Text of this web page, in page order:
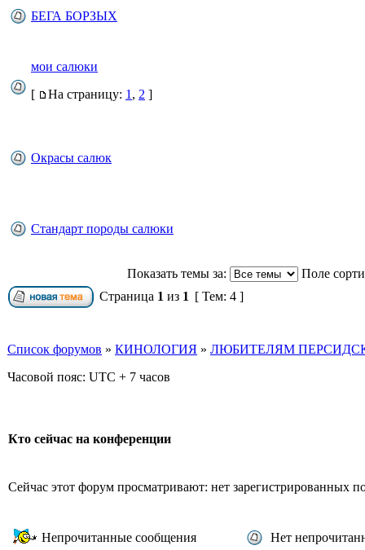
БЕГА БОРЗЫХ
мои салюки
[
На страницу: 1 , 2 ]
Окрасы салюк
Стандарт породы салюки
Показать темы за:
Поле
Страница 1 из 1 [ Тем: 4 ]
Список форумов » КИНОЛОГИЯ » ЛЮБИТЕЛЯМ
Часовой пояс: UTC + 7 часов
Кто сейчас на конференции
Сейчас этот форум просматривают: нет зарегистрированных
Непрочитанные сообщения
Нет